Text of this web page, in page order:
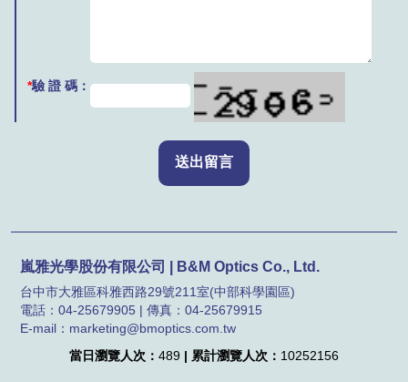
*驗 證 碼：
嵐雅光學股份有限公司 | B&M Optics Co., Ltd.
台中市大雅區科雅西路29號211室(中部科學園區)
電話：04-25679905 | 傳真：04-25679915
E-mail：marketing@bmoptics.com.tw
當日瀏覽人次： 489 | 累計瀏覽人次： 10252156